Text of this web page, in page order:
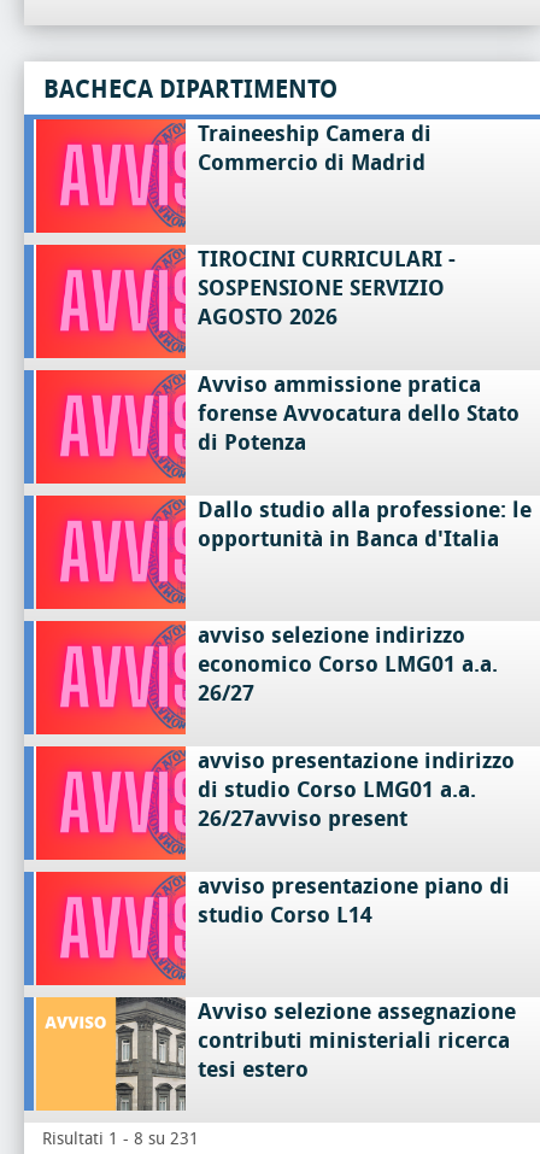
BACHECA DIPARTIMENTO
Traineeship Camera di
Commercio di Madrid
TIROCINI CURRICULARI -
SOSPENSIONE SERVIZIO
AGOSTO 2026
Avviso ammissione pratica
forense Avvocatura dello Stato
di Potenza
Dallo studio alla professione: le
opportunità in Banca d'Italia
avviso selezione indirizzo
economico Corso LMG01 a.a.
26/27
avviso presentazione indirizzo
di studio Corso LMG01 a.a.
26/27avviso present
avviso presentazione piano di
studio Corso L14
Avviso selezione assegnazione
contributi ministeriali ricerca
tesi estero
Risultati 1 - 8 su 231